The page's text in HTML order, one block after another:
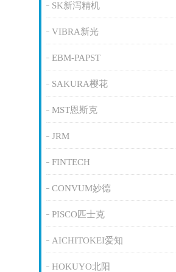
SK新泻精机
VIBRA新光
EBM-PAPST
SAKURA樱花
MST恩斯克
JRM
FINTECH
CONVUM妙德
PISCO匹士克
AICHITOKEI爱知
HOKUYO北阳